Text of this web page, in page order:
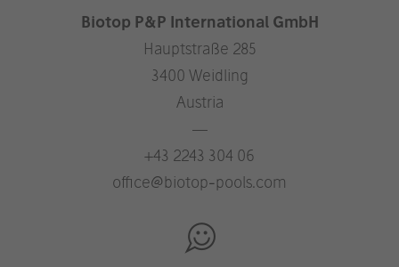
Biotop P&P International GmbH
Hauptstraße 285
3400 Weidling
Austria
—
+43 2243 304 06
office@biotop-pools.com